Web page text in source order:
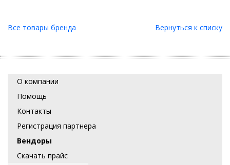
Все товары бренда Вернуться к списку
О компании
Помощь
Контакты
Регистрация партнера
Вендоры
Скачать прайс